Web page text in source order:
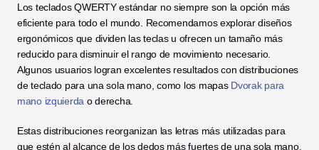
Los teclados QWERTY estándar no siempre son la opción más
eficiente para todo el mundo. Recomendamos explorar diseños
ergonómicos que dividen las teclas u ofrecen un tamaño más
reducido para disminuir el rango de movimiento necesario.
Algunos usuarios logran excelentes resultados con distribuciones
de teclado para una sola mano, como los mapas Dvorak para
mano izquierda o derecha.
Estas distribuciones reorganizan las letras más utilizadas para
que estén al alcance de los dedos más fuertes de una sola mano.